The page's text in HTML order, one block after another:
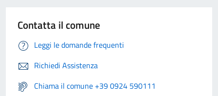
Contatta il comune
Leggi le domande frequenti
Richiedi Assistenza
Chiama il comune +39 0924 590111